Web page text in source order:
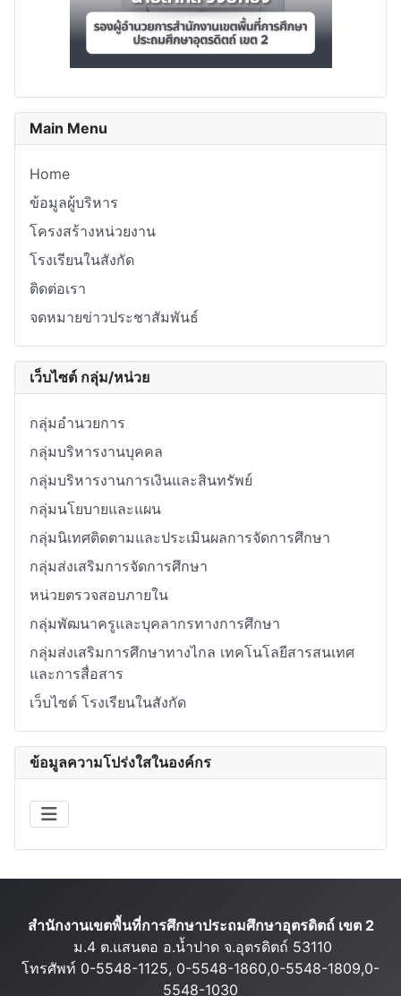
Main Menu
Home
ข้อมูลผู้บริหาร
โครงสร้างหน่วยงาน
โรงเรียนในสังกัด
ติดต่อเรา
จดหมายข่าวประชาสัมพันธ์
เว็บไซต์ กลุ่ม/หน่วย
กลุ่มอำนวยการ
กลุ่มบริหารงานบุคคล
กลุ่มบริหารงานการเงินและสินทรัพย์
กลุ่มนโยบายและแผน
กลุ่มนิเทศติดตามและประเมินผลการจัดการศึกษา
กลุ่มส่งเสริมการจัดการศึกษา
หน่วยตรวจสอบภายใน
กลุ่มพัฒนาครูและบุคลากรทางการศึกษา
กลุ่มส่งเสริมการศึกษาทางไกล เทคโนโลยีสารสนเทศ
และการสื่อสาร
เว็บไซต์ โรงเรียนในสังกัด
ข้อมูลความโปร่งใสในองค์กร
สำนักงานเขตพื้นที่การศึกษาประถมศึกษาอุตรดิตถ์ เขต 2
ม.4 ต.แสนตอ อ.น้ำปาด จ.อุตรดิตถ์ 53110
โทรศัพท์ 0-5548-1125, 0-5548-1860,0-5548-1809,0-
5548-1030